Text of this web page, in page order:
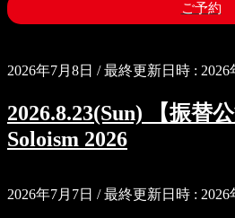
ご予約
2026年7月8日 / 最終更新日時 : 2026
2026.8.23(Sun) 【振替
Soloism 2026
2026年7月7日 / 最終更新日時 : 2026